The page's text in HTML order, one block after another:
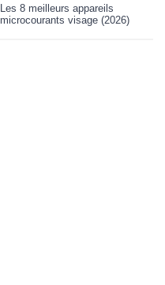
Les 8 meilleurs appareils
microcourants visage (2026)